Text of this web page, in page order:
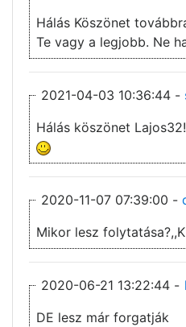
Hálás Köszönet
Te vagy a legjobb. Ne
2021-04-03 10:36:44 -
Hálás köszönet
2020-11-07 07:39:00 -
Mikor lesz
2020-06-21 13:22:44 -
DE lesz már forgatják